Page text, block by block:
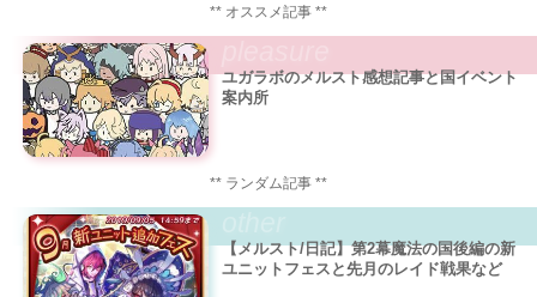
** オススメ記事 **
ユガラボのメルスト感想記事と国イベント
案内所
** ランダム記事 **
【メルスト/日記】第2幕魔法の国後編の新
ユニットフェスと先月のレイド戦果など